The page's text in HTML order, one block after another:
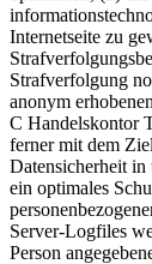
Internetseite zu
Strafverfolgung
anonym
C Handelskontor
ferner mit dem
Datensicherheit in
ein optimales
Server-Logfiles
Person